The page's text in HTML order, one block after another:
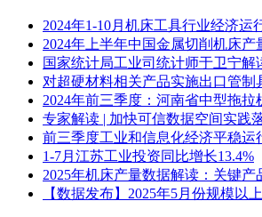
2024年1-10月机床工具行业经济运
2024年上半年中国金属切削机床产
国家统计局工业司统计师于卫宁解
对超硬材料相关产品实施出口管制
2024年前三季度：河南省中型拖拉
专家解读 | 加快可信数据空间实践
前三季度工业和信息化经济平稳运
1-7月江苏工业投资同比增长13.4%
2025年机床产量数据解读：关键产
【数据发布】2025年5月份规模以